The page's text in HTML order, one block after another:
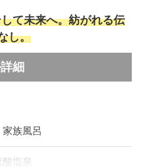
て未来へ。紡がれる伝
し。
細
族風呂
塩泉